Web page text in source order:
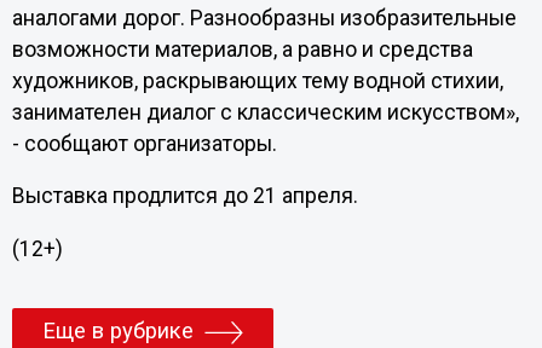
аналогами дорог. Разнообразны изобразительные
возможности материалов, а равно и средства
художников, раскрывающих тему водной стихии,
занимателен диалог с классическим искусством»,
- сообщают организаторы.
Выставка продлится до 21 апреля.
(12+)
Еще в рубрике